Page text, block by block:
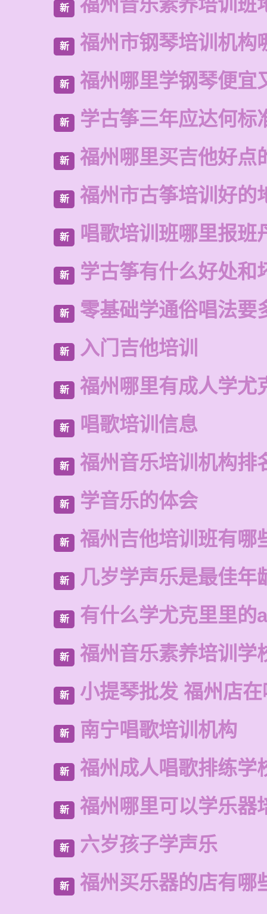
新 福州音乐素养培训班
新 福州市钢琴培训机构
新 福州哪里学钢琴便宜
新 学古筝三年应达何标
新 福州哪里买吉他好点
新 福州市古筝培训好的
新 唱歌培训班哪里报班
新 学古筝有什么好处和
新 零基础学通俗唱法要
新 入门吉他培训
新 福州哪里有成人学尤
新 唱歌培训信息
新 福州音乐培训机构排
新 学音乐的体会
新 福州吉他培训班有哪
新 几岁学声乐是最佳年
新 有什么学尤克里里的
新 福州音乐素养培训学
新 小提琴批发 福州店
新 南宁唱歌培训机构
新 福州成人唱歌排练学
新 福州哪里可以学乐器
新 六岁孩子学声乐
新 福州买乐器的店有哪